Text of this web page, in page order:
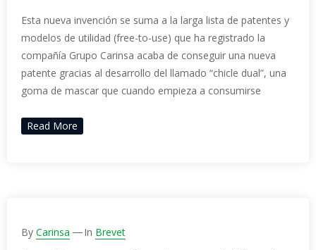
Esta nueva invención se suma a la larga lista de patentes y
modelos de utilidad (free-to-use) que ha registrado la
compañía Grupo Carinsa acaba de conseguir una nueva
patente gracias al desarrollo del llamado “chicle dual”, una
goma de mascar que cuando empieza a consumirse
Read More
By Carinsa In Brevet